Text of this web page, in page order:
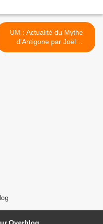
UM : Actualité du Mythe
d'Antigone par Joël
Gregogna et Jean-François